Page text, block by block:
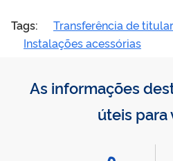
Tags: Transferência de
Instalações acessórias
As informações
úteis para